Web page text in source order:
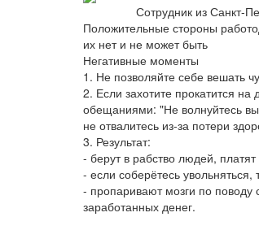
Сотрудник из Санкт-
Положительные стороны
их нет и не может быть
Негативные моменты
1. Не позволяйте себе вешать
2. Если захотите прокатится
обещаниями: "Не волнуйтесь
не отвалитесь из-за потери
3. Результат:
- берут в рабство людей, платят
- если соберётесь
- пропаривают мозги по поводу
заработанных денег.